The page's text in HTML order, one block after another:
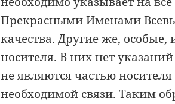
Прекрасными Именами
качества. Другие же,
носителя. В них нет
не являются частью
необходимой связи. Таким